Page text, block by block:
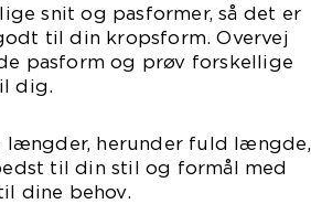
snit og pasformer, så det er
til din kropsform. Overvej
pasform og prøv forskellige
dig.
længder, herunder fuld længde,
til din stil og formål med
dine behov.